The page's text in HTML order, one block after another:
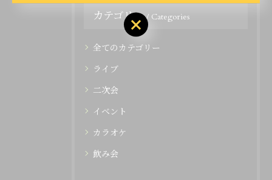
カテゴリー Categories
全てのカテゴリー
ライブ
二次会
イベント
カラオケ
飲み会